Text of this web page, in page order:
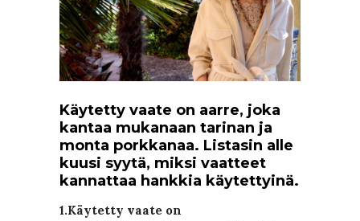
Käytetty vaate on aarre, joka
kantaa mukanaan tarinan ja
monta porkkanaa. Listasin alle
kuusi syytä, miksi vaatteet
kannattaa hankkia käytettyinä.
1.Käytetty vaate on